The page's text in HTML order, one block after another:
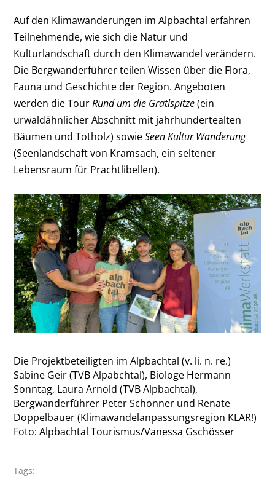
Auf den Klimawanderungen im Alpbachtal erfahren
Teilnehmende, wie sich die Natur und
Kulturlandschaft durch den Klimawandel verändern.
Die Bergwanderführer teilen Wissen über die Flora,
Fauna und Geschichte der Region. Angeboten
werden die TourRund um die Gratlspitze(ein
urwaldähnlicher Abschnitt mit jahrhundertealten
Bäumen und Totholz) sowieSeen Kultur Wanderung
(Seenlandschaft von Kramsach, ein seltener
Lebensraum für Prachtlibellen).
Die Projektbeteiligten im Alpbachtal (v. li. n. re.)
Sabine Geir (TVB Alpabchtal), Biologe Hermann
Sonntag, Laura Arnold (TVB Alpbachtal),
Bergwanderführer Peter Schonner und Renate
Doppelbauer (Klimawandelanpassungsregion KLAR!)
Foto: Alpbachtal Tourismus/Vanessa Gschösser
Tags: